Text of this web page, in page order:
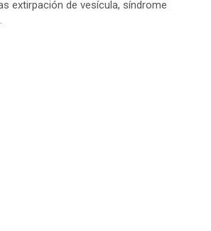
extirpación de vesícula, síndrome